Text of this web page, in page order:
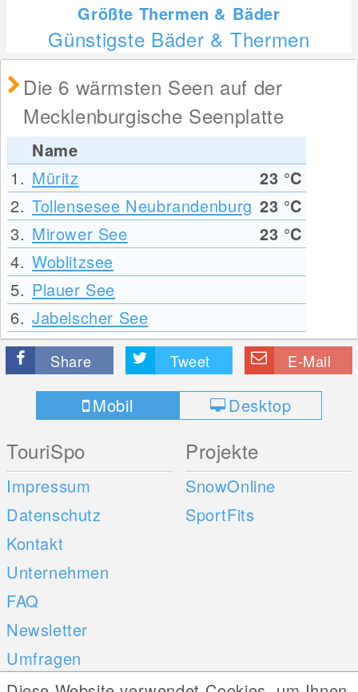
Größte Thermen & Bäder
Günstigste Bäder & Thermen
Die 6 wärmsten Seen auf der
Mecklenburgische Seenplatte
Name
1. Müritz 23 °C
2. Tollensesee Neubrandenburg 23 °C
3. Mirower See 23 °C
4. Woblitzsee
5. Plauer See
6. Jabelscher See
Share Tweet E-Mail
Mobil Desktop
TouriSpo
Impressum
Datenschutz
Kontakt
Unternehmen
FAQ
Newsletter
Umfragen
Projekte
SnowOnline
SportFits